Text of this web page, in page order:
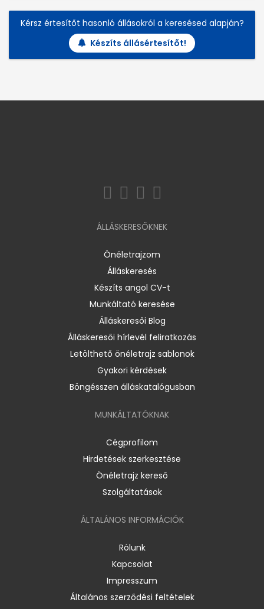
Kérsz értesítőt hasonló állásokról a keresésed alapján?
Készíts állásértesítőt!
ÁLLÁSKERESŐKNEK
Önéletrajzom
Álláskeresés
Készíts angol CV-t
Munkáltató keresése
Álláskeresői Blog
Álláskeresői hírlevél feliratkozás
Letölthető önéletrajz sablonok
Gyakori kérdések
Böngésszen álláskatalógusban
MUNKÁLTATÓKNAK
Cégprofilom
Hirdetések szerkesztése
Önéletrajz kereső
Szolgáltatások
ÁLTALÁNOS INFORMÁCIÓK
Rólunk
Kapcsolat
Impresszum
Általános szerződési feltételek